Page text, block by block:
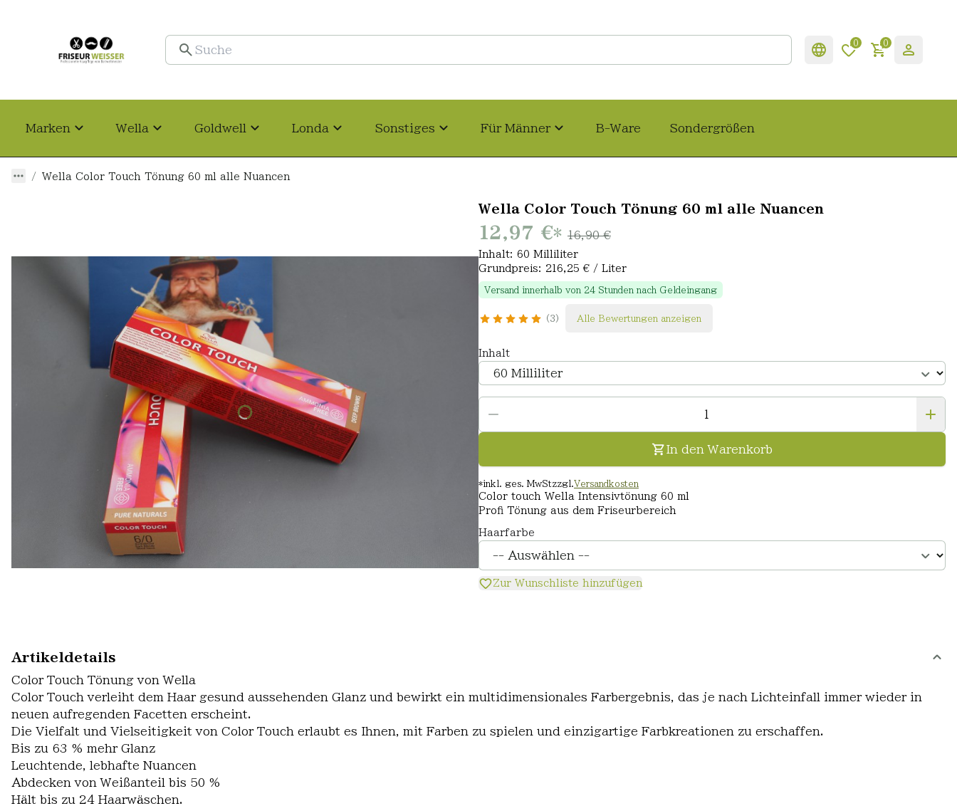
0 0
Marken Wella Goldwell Londa Sonstiges Für Männer B-Ware Sondergrößen
Wella Color Touch Tönung 60 ml alle Nuancen
Wella Color Touch Tönung 60 ml alle Nuancen
12,97 €* 16,90 €
Inhalt: 60 Milliliter
Grundpreis: 216,25 € / Liter
Versand innerhalb von 24 Stunden nach Geldeingang
3 Alle Bewertungen anzeigen
Inhalt
In den Warenkorb
*inkl. ges. MwStzzgl. Versandkosten
Color touch Wella Intensivtönung 60 ml
Profi Tönung aus dem Friseurbereich
Haarfarbe
Zur Wunschliste hinzufügen
Artikeldetails
Color Touch Tönung von Wella
Color Touch verleiht dem Haar gesund aussehenden Glanz und bewirkt ein multidimensionales Farbergebnis, das je nach Lichteinfall immer wieder in
neuen aufregenden Facetten erscheint.
Die Vielfalt und Vielseitigkeit von Color Touch erlaubt es Ihnen, mit Farben zu spielen und einzigartige Farbkreationen zu erschaffen.
Bis zu 63 % mehr Glanz
Leuchtende, lebhafte Nuancen
Abdecken von Weißanteil bis 50 %
Hält bis zu 24 Haarwäschen.